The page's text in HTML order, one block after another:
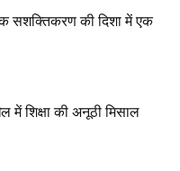
सशक्तिकरण की दिशा में एक
शिक्षा की अनूठी मिसाल